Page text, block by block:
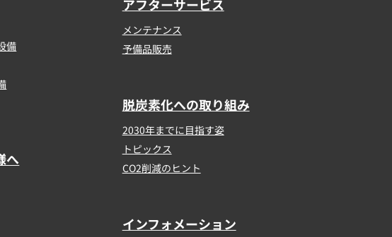
備
へ
アフターサービス
メンテナンス
予備品販売
脱炭素化への取り組み
2030年までに目指す姿
トピックス
CO2削減のヒント
インフォメーション